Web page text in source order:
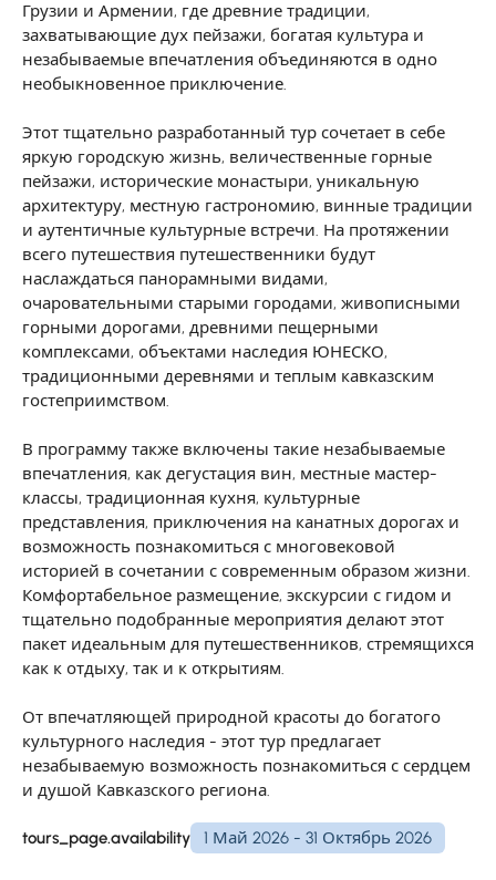
Грузии и Армении, где древние традиции,
захватывающие дух пейзажи, богатая культура и
незабываемые впечатления объединяются в одно
необыкновенное приключение.
Этот тщательно разработанный тур сочетает в себе
яркую городскую жизнь, величественные горные
пейзажи, исторические монастыри, уникальную
архитектуру, местную гастрономию, винные традиции
и аутентичные культурные встречи. На протяжении
всего путешествия путешественники будут
наслаждаться панорамными видами,
очаровательными старыми городами, живописными
горными дорогами, древними пещерными
комплексами, объектами наследия ЮНЕСКО,
традиционными деревнями и теплым кавказским
гостеприимством.
В программу также включены такие незабываемые
впечатления, как дегустация вин, местные мастер-
классы, традиционная кухня, культурные
представления, приключения на канатных дорогах и
возможность познакомиться с многовековой
историей в сочетании с современным образом жизни.
Комфортабельное размещение, экскурсии с гидом и
тщательно подобранные мероприятия делают этот
пакет идеальным для путешественников, стремящихся
как к отдыху, так и к открытиям.
От впечатляющей природной красоты до богатого
культурного наследия - этот тур предлагает
незабываемую возможность познакомиться с сердцем
и душой Кавказского региона.
tours_page.availability 1 Май 2026 - 31 Октябрь 2026